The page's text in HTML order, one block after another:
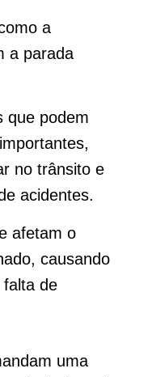
a
a parada
que podem
no trânsito e
acidentes.
afetam o
causando
falta de
uma